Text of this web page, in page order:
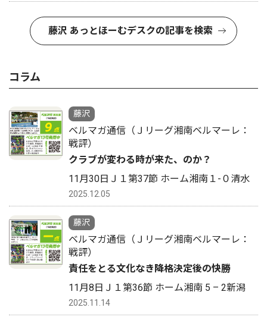
藤沢 あっとほーむデスクの記事を検索
コラム
藤沢
ベルマガ通信（Ｊリーグ湘南ベルマーレ：
戦評）
クラブが変わる時が来た、のか？
11月30日Ｊ１第37節 ホーム湘南１-０清水
2025.12.05
藤沢
ベルマガ通信（Ｊリーグ湘南ベルマーレ：
戦評）
責任をとる文化なき降格決定後の快勝
11月8日Ｊ１第36節 ホーム湘南 5 – 2新潟
2025.11.14